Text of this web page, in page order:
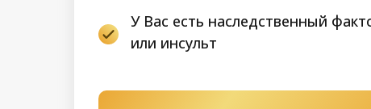
У Вас есть наследственный
или инсульт